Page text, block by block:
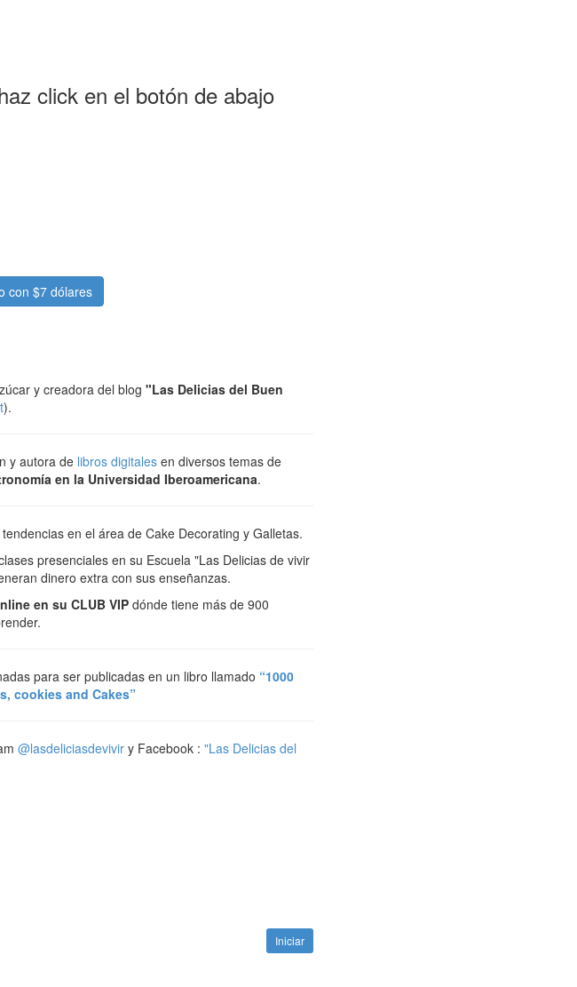
click en el botón de abajo
Inscríbete en este curso con $7 dólares
y creadora del blog "Las Delicias del Buen
).
y autora de libros digitales en diversos temas de
en la Universidad Iberoamericana.
en el área de Cake Decorating y Galletas.
presenciales en su Escuela "Las Delicias de vivir
dinero extra con sus enseñanzas.
en su CLUB VIPdónde tiene más de 900
para ser publicadas en un libro llamado “1000
cookies and Cakes”
@lasdeliciasdevivir y Facebook : "Las Delicias del
Iniciar